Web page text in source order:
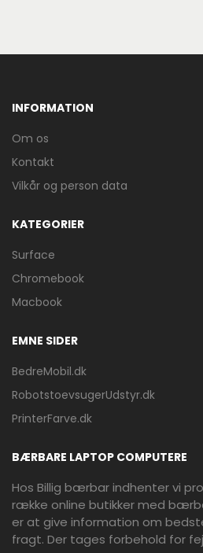
INFORMATION
Om os
Kontakt
Vilkår og person data
KATEGORIER
Surface
Chromebook
Macbook
EMNE SIDER
BedreMobil.dk
RobotstoevsugerUdstyr.dk
PrinterFarve.dk
BÆRBARE LAPTOP COMPUTERE
Hos Billig bærbar indhenter vi
række online butikker med
er at give information om
fragt. Der tages forbehold for